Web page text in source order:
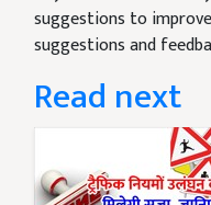
suggestions to
suggestions and
Read next